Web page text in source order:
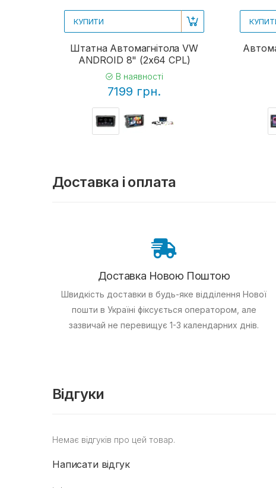
КУПИТИ
Штатна Автомагнітола VW
ANDROID 8" (2x64 CPL)
В наявності
7199 грн.
Доставка і оплата
Доставка Новою Поштою
Швидкість доставки в будь-яке відділення Нової
пошти в Україні фіксується оператором, але
зазвичай не перевищує 1-3 календарних днів.
Відгуки
Немає відгуків про цей товар.
Написати відгук